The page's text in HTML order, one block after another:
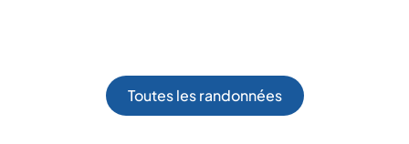
Toutes les randonnées